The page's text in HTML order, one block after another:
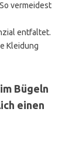
vermeidest
entfaltet.
Kleidung
Bügeln
einen